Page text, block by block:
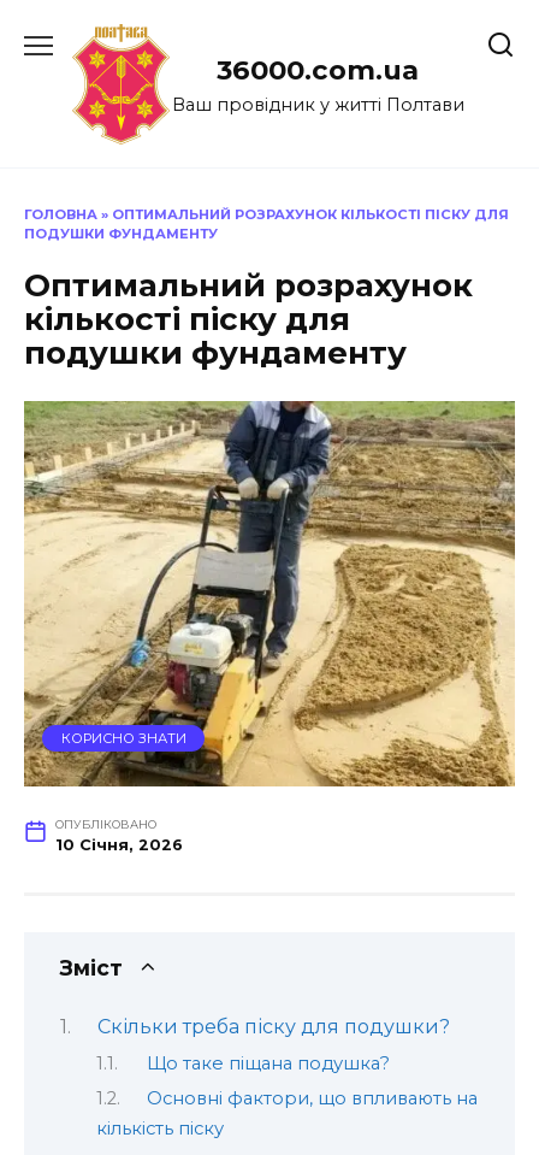
до
36000.com.ua
Ваш провідник у житті Полтави
ГОЛОВНА » ОПТИМАЛЬНИЙ РОЗРАХУНОК КІЛЬКОСТІ ПІСКУ ДЛЯ
ПОДУШКИ ФУНДАМЕНТУ
Оптимальний розрахунок
кількості піску для
подушки фундаменту
КОРИСНО ЗНАТИ
ОПУБЛІКОВАНО
10 Січня, 2026
Зміст
Скільки треба піску для подушки?
Що таке піщана подушка?
Основні фактори, що впливають на
кількість піску